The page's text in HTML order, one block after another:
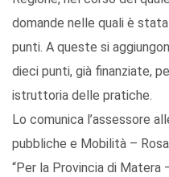
domande nelle quali è
punti. A queste si
dieci punti, già finanziate,
istruttoria delle pratiche.
Lo comunica l’assessore
pubbliche e Mobilità –
“Per la Provincia di Matera